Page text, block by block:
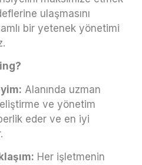
ulaşmasını
bir yetenek yönetimi
Alanında uzman
ve yönetim
eder ve en iyi
Her işletmenin